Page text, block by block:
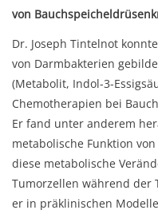
von
Dr. Joseph Tintelnot
von Darmbakterien
(Metabolit, Indol-3-
Chemotherapien bei
Er fand unter anderem
metabolische Funktion
diese metabolische
Tumorzellen während der
er in präklinischen